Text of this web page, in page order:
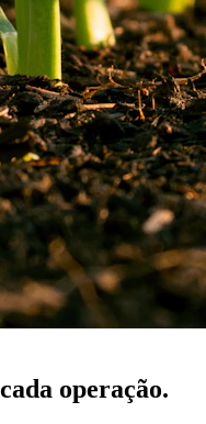
operação.